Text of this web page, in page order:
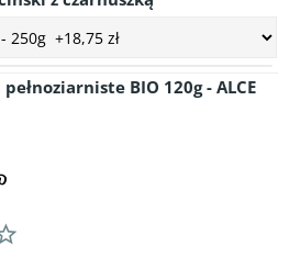
BIO 120g - ALCE